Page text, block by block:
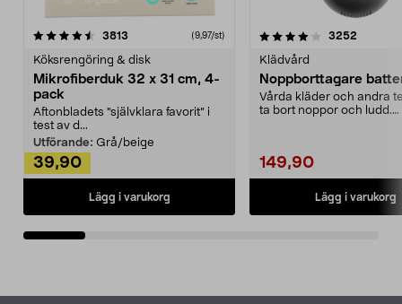
3813 (9,97/st)
Köksrengöring & disk
Mikrofiberduk 32 x 31 cm, 4-
pack
Aftonbladets "självklara favorit” i
test av d...
Utförande: Grå/beige
39,90
Lägg i varukorg
4.0av 5 stjärnor 3252
Klädvård
Noppborttagare
Vårda kläder och andra
ta bort noppor och ludd.
149,90
Lägg i varukorg
4.5av 5 stjärnor